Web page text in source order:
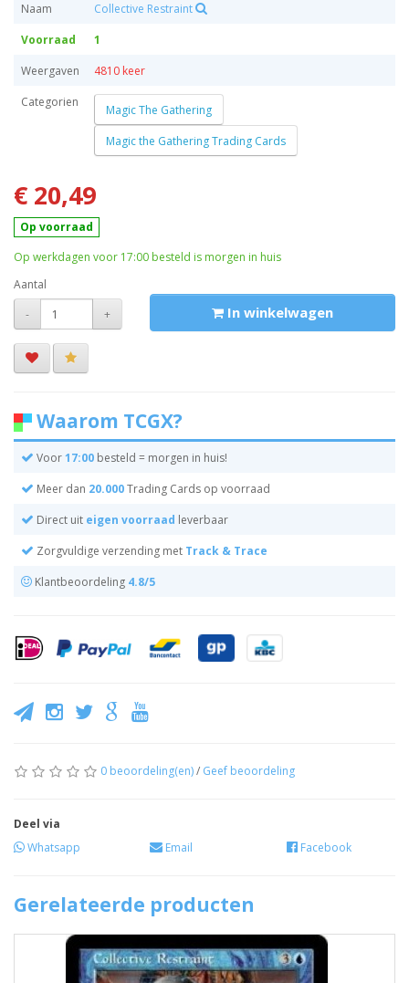
Naam
Collective Restraint
Voorraad
1
Weergaven
4810 keer
Categorien
Magic The Gathering
Magic the Gathering Trading Cards
€ 20,49
Op voorraad
Op werkdagen voor 17:00 besteld is morgen in huis
Aantal
-
+ In winkelwagen
Waarom TCGX?
Voor17:00 besteld = morgen in huis!
Meer dan 20.000Trading Cards op voorraad
Direct uit eigen voorraad leverbaar
Zorgvuldige verzending met Track & Trace
Klantbeoordeling 4.8/5
0 beoordeling(en)/ Geef beoordeling
Deel via
Whatsapp
Email Facebook
Gerelateerde producten